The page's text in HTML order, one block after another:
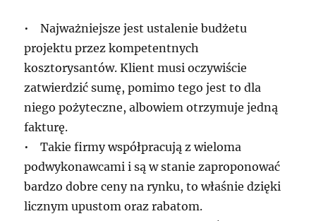
• Najważniejsze jest ustalenie budżetu
projektu przez kompetentnych
kosztorysantów. Klient musi oczywiście
zatwierdzić sumę, pomimo tego jest to dla
niego pożyteczne, albowiem otrzymuje jedną
fakturę.
• Takie firmy współpracują z wieloma
podwykonawcami i są w stanie zaproponować
bardzo dobre ceny na rynku, to właśnie dzięki
licznym upustom oraz rabatom.